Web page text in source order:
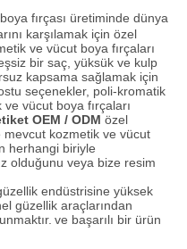
fırçası üretiminde dünya
karşılamak için özel
ve vücut boya fırçaları
eşsiz bir saç, yüksük ve kulp
kapsama sağlamak için
seçenekler, poli-kromatik
vücut boya fırçaları
OEM / ODM özel
kozmetik ve vücut
herhangi biriyle
olduğunu veya bize resim
endüstrisine yüksek
güzellik araçlarından
ve başarılı bir ürün